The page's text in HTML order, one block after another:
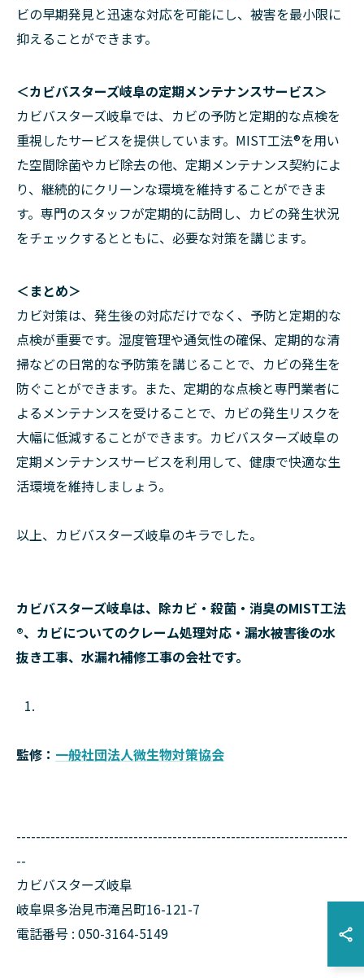
ビの早期発見と迅速な対応を可能にし、被害を最小限に
抑えることができます。
＜カビバスターズ岐阜の定期メンテナンスサービス＞
カビバスターズ岐阜では、カビの予防と定期的な点検を
重視したサービスを提供しています。MIST工法®を用い
た空間除菌やカビ除去の他、定期メンテナンス契約によ
り、継続的にクリーンな環境を維持することができま
す。専門のスタッフが定期的に訪問し、カビの発生状況
をチェックするとともに、必要な対策を講じます。
＜まとめ＞
カビ対策は、発生後の対応だけでなく、予防と定期的な
点検が重要です。湿度管理や通気性の確保、定期的な清
掃などの日常的な予防策を講じることで、カビの発生を
防ぐことができます。また、定期的な点検と専門業者に
よるメンテナンスを受けることで、カビの発生リスクを
大幅に低減することができます。カビバスターズ岐阜の
定期メンテナンスサービスを利用して、健康で快適な生
活環境を維持しましょう。
以上、カビバスターズ岐阜のキラでした。
カビバスターズ岐阜は、除カビ・殺菌・消臭のMIST工法
®、カビについてのクレーム処理対応・漏水被害後の水
抜き工事、水漏れ補修工事の会社です。
監修： 一般社団法人微生物対策協会
--------------------------------------------------------------------
--
カビバスターズ岐阜
岐阜県多治見市滝呂町16-121-7
電話番号 : 050-3164-5149